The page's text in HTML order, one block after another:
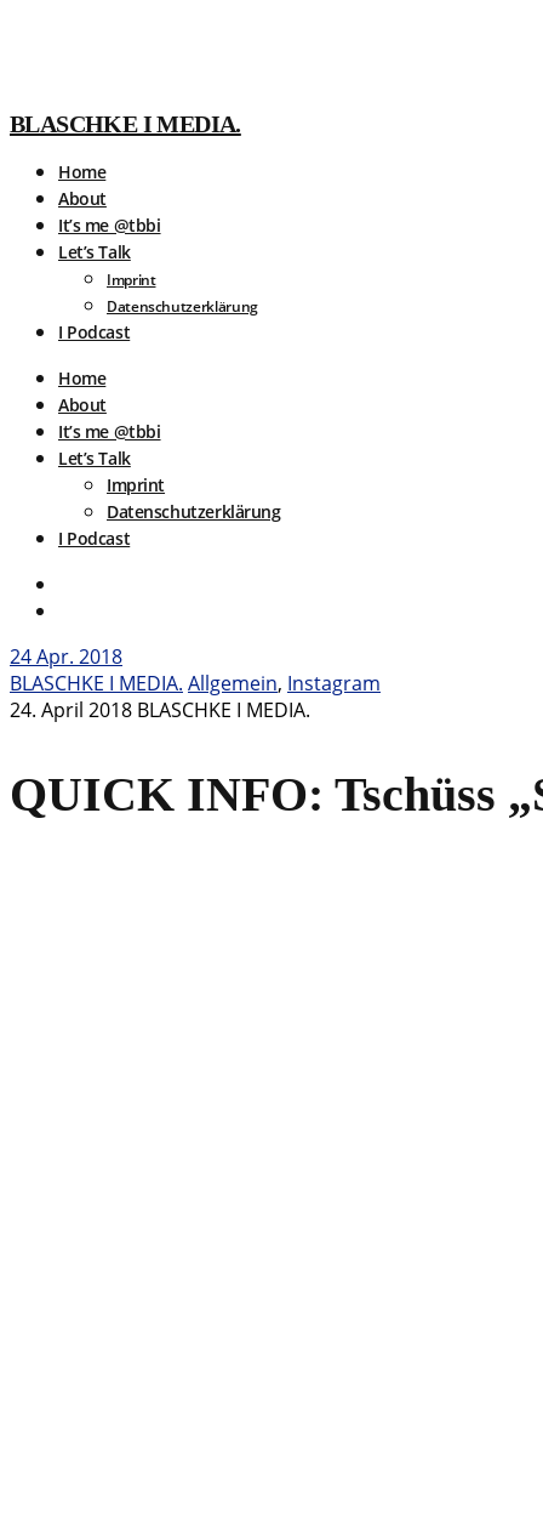
BLASCHKE I MEDIA.
Home
About
It’s me @tbbi
Let’s Talk
Imprint
Datenschutzerklärung
I Podcast
Home
About
It’s me @tbbi
Let’s Talk
Imprint
Datenschutzerklärung
I Podcast
24Apr. 2018
BLASCHKE I MEDIA. Allgemein, Instagram
24. April 2018 BLASCHKE I MEDIA.
QUICK INFO: Tschüss